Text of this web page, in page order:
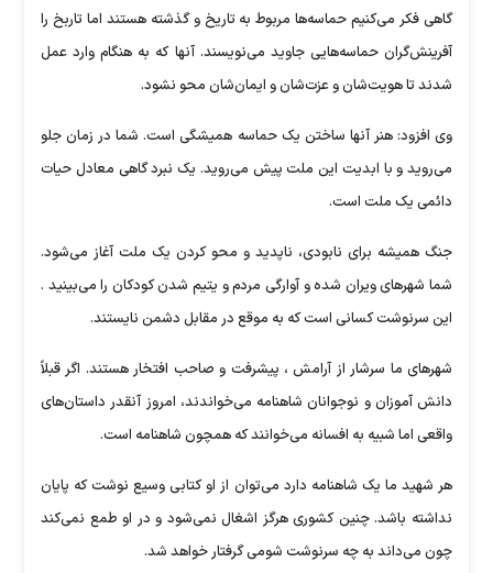
گاهی فکر می‌کنیم حماسه‌ها مربوط به تاریخ و گذشته هستند اما تاربخ را
آفرینش‌گران حماسه‌هایی جاوید می‌نویسند. آنها که به هنگام وارد عمل
شدند تا هویت‌شان و عزت‌شان و ایمان‌شان محو نشود.
وی افزود: هنر آنها ساختن یک حماسه همیشگی است. شما در زمان جلو
می‌روید و با ابدیت این ملت پیش می‌روید. یک نبرد گاهی معادل حیات
دائمی یک ملت است.
جنگ همیشه برای نابودی، ناپدید و محو کردن یک ملت آغاز می‌شود.
شما شهرهای ویران شده و آوارگی مردم و یتیم شدن کودکان را می‌بینید .
این سرنوشت کسانی است که به موقع در مقابل دشمن نایستند.
شهرهای ما سرشار از آرامش ، پیشرفت و صاحب افتخار هستند. اگر قبلاً
دانش آموزان و نوجوانان شاهنامه می‌خواندند، امروز آنقدر داستان‌های
واقعی اما شبیه به افسانه می‌خوانند که همچون شاهنامه است.
هر شهید ما یک شاهنامه دارد می‌توان از او کتابی وسیع نوشت که پایان
نداشته باشد. چنین کشوری هرگز اشغال نمی‌شود و در او طمع نمی‌کند
چون می‌داند به چه سرنوشت شومی گرفتار خواهد شد.